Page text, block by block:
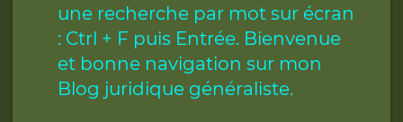
une recherche par mot sur écran
: Ctrl + F puis Entrée. Bienvenue
et bonne navigation sur mon
Blog juridique généraliste.